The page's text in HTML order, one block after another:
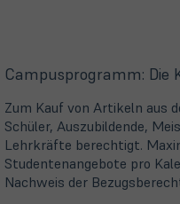
Campusprogramm: Die
Zum Kauf von Artikeln aus
Schüler, Auszubildende,
Lehrkräfte berechtigt.
Studentenangebote pro
Nachweis der